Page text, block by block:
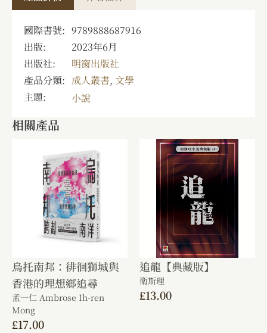
國際書號: 9789888687916
出版:
2023年6月
出版社:
明窗出版社
產品分類: 成人叢書, 文學
主題:
小說
相關產品
烏托南邦：徘徊獅城與
香港的理想鄉追尋
孟一仁 Ambrose Ih-ren
Mong
£17.00
追龍【典藏版】
衛斯理
£13.00